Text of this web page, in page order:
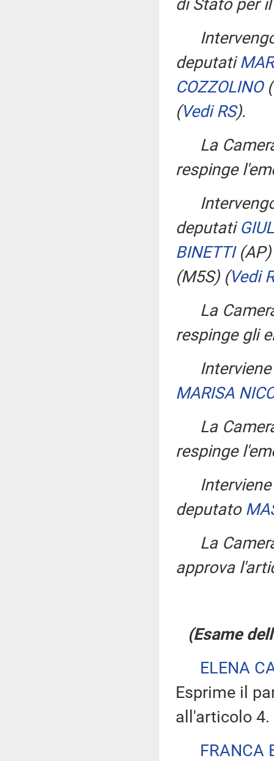
di Stato per
deputati
COZZOLINO
(Vedi RS).
La
respinge
deputati
BINETTI
(M5S) (Vedi
La
respinge gli
MARISA
La
respinge
deputato
La
approva
(Esame
ELENA
Esprime il
all'articolo 4.
FRANCA